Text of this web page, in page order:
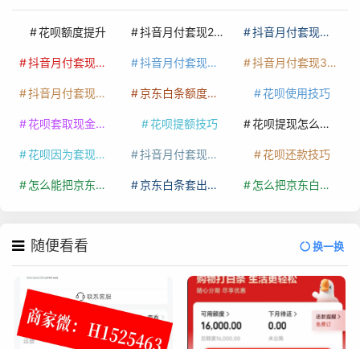
花呗额度提升 抖音月付套现24小时接单 抖音月付套现怎么套
抖音月付套现多少手续费 抖音月付套现商家有哪些 抖音月付套现30秒技巧
抖音月付套现最新方法 京东白条额度提升 花呗使用技巧
花呗套取现金最佳方法 花呗提额技巧 花呗提现怎么操作
花呗因为套现被限额了这种情况要多久才会好 抖音月付套现秒回100起 花呗还款技巧
怎么能把京东白条额度钱套出来 京东白条套出来手续费多少 怎么把京东白条的钱取出来
随便看看 换一换